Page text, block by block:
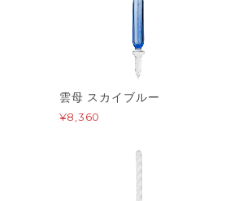
雲母 スカイブルー
¥8,360